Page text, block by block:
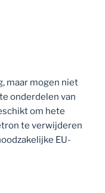
maar mogen niet
onderdelen van
om hete
te verwijderen
EU-